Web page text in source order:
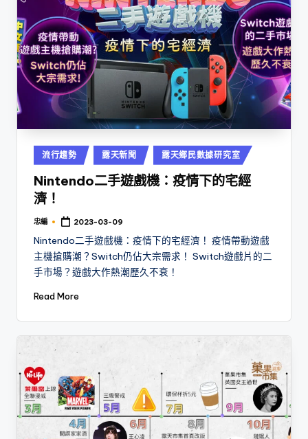
Posted
in
流行趨勢 露天新聞 露天鄉民數據研究室
Nintendo二手遊戲機：疫情下的宅經
濟！
Posted
忠編 2023-03-09
Nintendo二手遊戲機：疫情下的宅經濟！ 疫情帶動遊戲
主機搶購潮？Switch仍佔大宗需求！ Switch遊戲片的二
手市場？遊戲大作熱潮歷久不衰！
Read More